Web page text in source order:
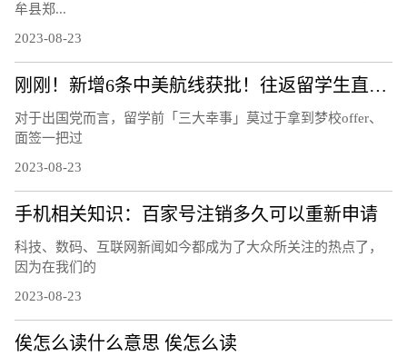
牟县郑...
2023-08-23
刚刚！新增6条中美航线获批！往返留学生直接省出一部iPhone……
对于出国党而言，留学前「三大幸事」莫过于拿到梦校offer、
面签一把过
2023-08-23
手机相关知识：百家号注销多久可以重新申请
科技、数码、互联网新闻如今都成为了大众所关注的热点了，
因为在我们的
2023-08-23
俟怎么读什么意思 俟怎么读